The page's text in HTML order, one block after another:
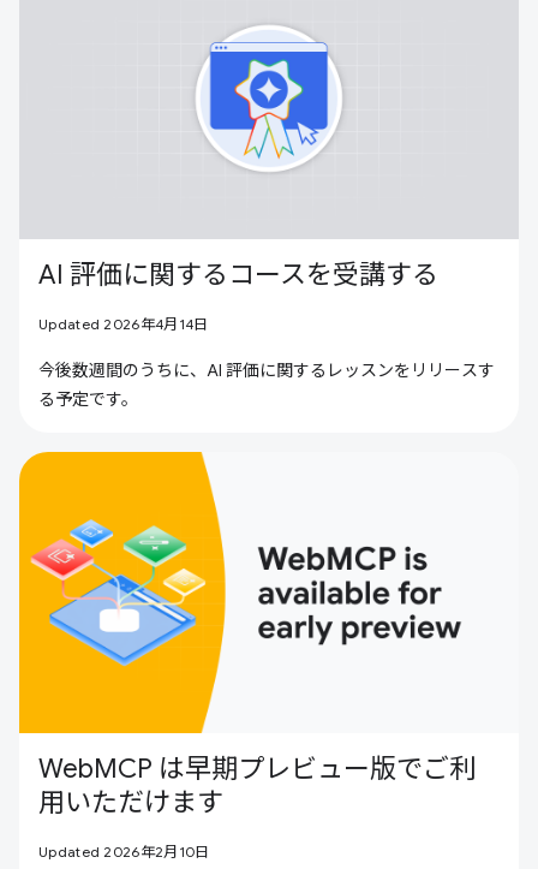
AI 評価に関するコースを受講する
Updated 2026年4月14日
今後数週間のうちに、AI 評価に関するレッスンをリリースす
る予定です。
WebMCP は早期プレビュー版でご利
用いただけます
Updated 2026年2月10日